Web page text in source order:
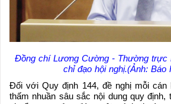
Đồng chí Lương Cường - Thường trực
chỉ đạo hội nghị.(Ảnh: Báo
Đối với Quy định 144, đề nghị mỗi cán
thấm nhuần sâu sắc nội dung quy